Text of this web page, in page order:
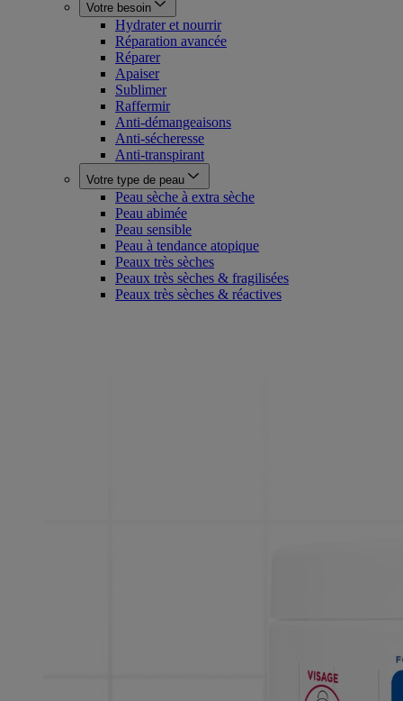
Votre besoin
Hydrater et nourrir
Réparation avancée
Réparer
Apaiser
Sublimer
Raffermir
Anti-démangeaisons
Anti-sécheresse
Anti-transpirant
Votre type de peau
Peau sèche à extra sèche
Peau abimée
Peau sensible
Peau à tendance atopique
Peaux très sèches
Peaux très sèches & fragilisées
Peaux très sèches & réactives